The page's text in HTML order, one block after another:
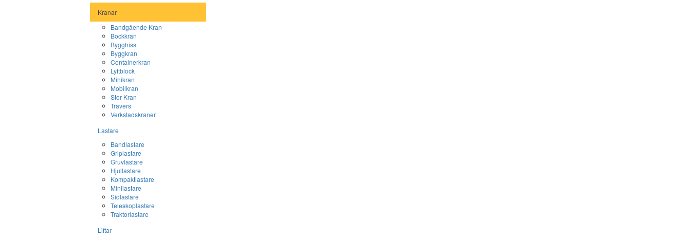
Kranar
Bandgående Kran
Bockkran
Bygghiss
Byggkran
Containerkran
Lyftblock
Minikran
Mobilkran
Stor Kran
Travers
Verkstadskraner
Lastare
Bandlastare
Griplastare
Gruvlastare
Hjullastare
Kompaktlastare
Minilastare
Sidlastare
Teleskoplastare
Traktorlastare
Liftar